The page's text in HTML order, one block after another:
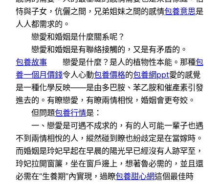
恃與子女，伉儷之間，兄弟姐妹之間的感情包養意思是
人人都需求的。
戀愛和婚姻是什麼關系呢？
戀愛和婚姻是有聯絡接觸的，又是有矛盾的。
包養故事 戀愛是什麼？是人的植物性本能。那種包
養一個月價錢令人心動包養價格的包養網ppt愛的感覺
是一種化學反映——是由多巴胺、苯乙胺和催產素引發
進去的。有瞭戀愛，有瞭兩情相悅，婚姻會更夸姣。
但問題包養行情是：
一、戀愛是可遇不成求的，有的人可能一輩子也遇
不到兩情相悅的人，縱然碰到瞭也紛歧定是在當嫁時。
而婚姻是玲妃早起在早晨的陽光早已經沒有人跡罕至，
玲妃拉開窗簾，坐在窗戶邊上，想著魯必需的，並且還
必需在“生養期”內實現，過瞭包養甜心網這個最佳時